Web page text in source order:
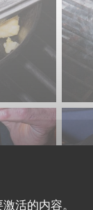
活的内容。